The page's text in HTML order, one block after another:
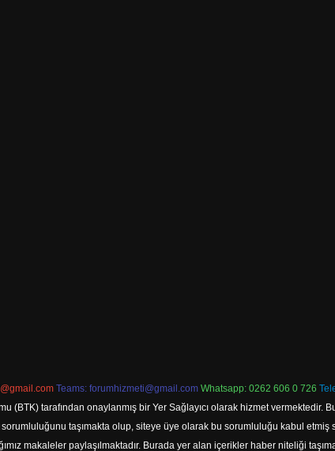
Teams: forumhizmeti@gmail.com Whatsapp: 0262 606 0 726
(BTK) tarafından onaylanmış bir Yer Sağlayıcı olarak hizmet
taşımakta olup, siteye üye olarak bu sorumluluğu kabul
makaleler paylaşılmaktadır. Burada yer alan içerikler haber niteliği